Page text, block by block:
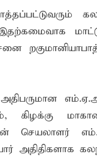
இணைந்து
சரீரப் பிணை-
இதற்கமைவாக
கிழக்கு
செயலாளர்